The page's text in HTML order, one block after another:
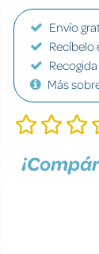
Envío
Recíbelo
Más